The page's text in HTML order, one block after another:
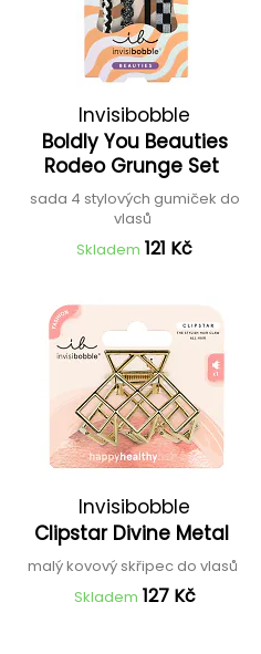
Invisibobble
Boldly You Beauties
Rodeo Grunge Set
sada 4 stylových gumiček do
vlasů
Skladem 121 Kč
Invisibobble
Clipstar Divine Metal
malý kovový skřipec do vlasů
Skladem 127 Kč